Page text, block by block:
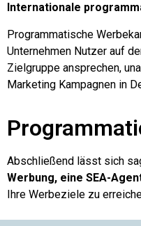
Internationale
Programmatische
Unternehmen Nutzer auf
Zielgruppe ansprechen,
Marketing Kampagnen in
Abschließend lässt sich
Werbung, eine SEA-
Ihre Werbeziele zu